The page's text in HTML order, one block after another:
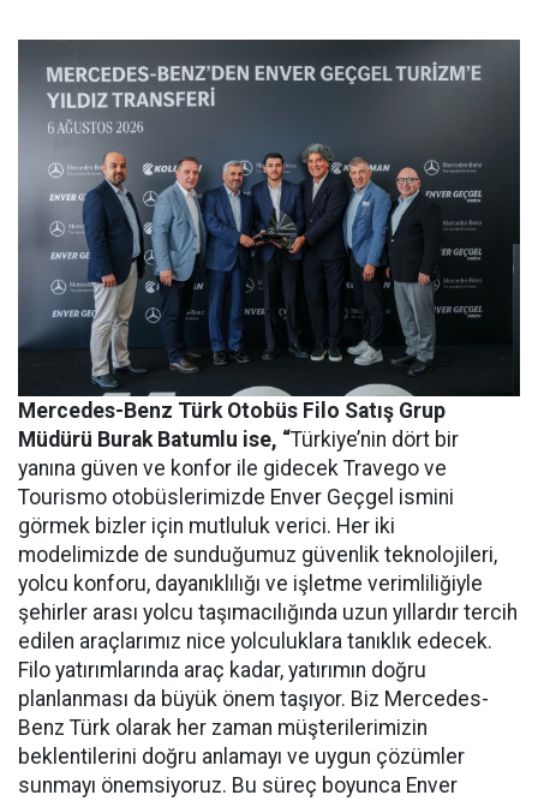
Mercedes-Benz Türk Otobüs Filo Satış Grup
Müdürü Burak Batumlu ise, “Türkiye’nin dört bir
yanına güven ve konfor ile gidecek Travego ve
Tourismo otobüslerimizde Enver Geçgel ismini
görmek bizler için mutluluk verici. Her iki
modelimizde de sunduğumuz güvenlik teknolojileri,
yolcu konforu, dayanıklılığı ve işletme verimliliğiyle
şehirler arası yolcu taşımacılığında uzun yıllardır tercih
edilen araçlarımız nice yolculuklara tanıklık edecek.
Filo yatırımlarında araç kadar, yatırımın doğru
planlanması da büyük önem taşıyor. Biz Mercedes-
Benz Türk olarak her zaman müşterilerimizin
beklentilerini doğru anlamayı ve uygun çözümler
sunmayı önemsiyoruz. Bu süreç boyunca Enver